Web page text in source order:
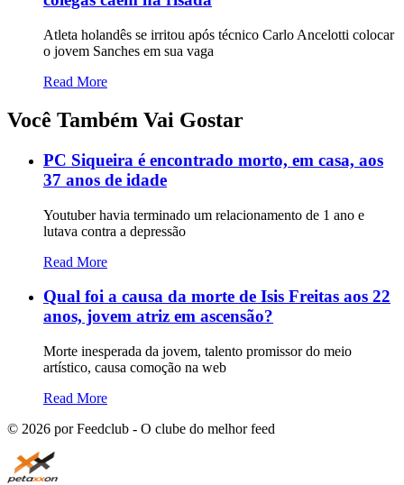
Atleta holandês se irritou após técnico Carlo Ancelotti colocar
o jovem Sanches em sua vaga
Read More
Você Também Vai Gostar
PC Siqueira é encontrado morto, em casa, aos
37 anos de idade
Youtuber havia terminado um relacionamento de 1 ano e
lutava contra a depressão
Read More
Qual foi a causa da morte de Isis Freitas aos 22
anos, jovem atriz em ascensão?
Morte inesperada da jovem, talento promissor do meio
artístico, causa comoção na web
Read More
© 2026 por Feedclub - O clube do melhor feed